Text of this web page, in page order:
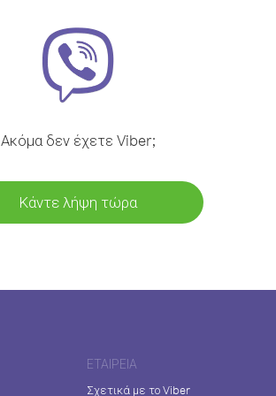
Ακόμα δεν έχετε Viber;
Κάντε λήψη τώρα
ΕΤΑΙΡΕΊΑ
Σχετικά με το Viber